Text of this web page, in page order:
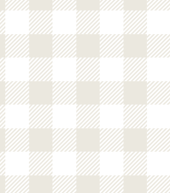
デニッシュ
アップルシナモン
＆桃とヨーグルト
カンパーニュ
メープルクルミカンパ
ーニュ